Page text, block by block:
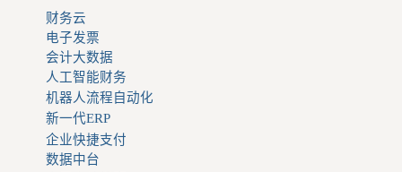
财务云
电子发票
会计大数据
人工智能财务
机器人流程自动化
新一代ERP
企业快捷支付
数据中台